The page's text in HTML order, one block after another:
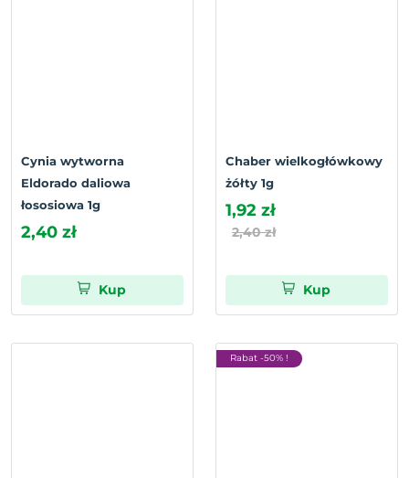
Cynia wytworna
Eldorado daliowa
łososiowa 1g
2,40 zł
Kup
Chaber wielkogłówkowy
żółty 1g
1,92 zł
2,40 zł
Kup
Rabat -50% !